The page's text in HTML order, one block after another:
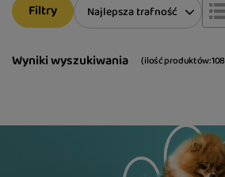
Wyniki wyszukiwania ( ilość produktów:108
Zmień sortowanie
Najlepsza trafność
Filtry